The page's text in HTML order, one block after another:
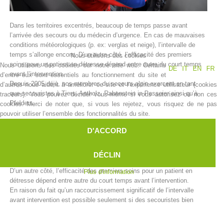
Histoire de l'association
Dans les territoires excentrés, beaucoup de temps passe avant
l’arrivée des secours ou du médecin d’urgence. En cas de mauvaises
conditions météorologiques (p. ex: verglas et neige), l’intervalle de
temps s’allonge encore. D’un autre côté, l’efficacité des premiers
soins pour un patient en détresse dépend entre autre du court temps
avant l’intervention.
Depuis 2005 déjà, nos membres du secours alpin exercent en tant
que secouristes à Tiers, Antholz, Rabenstein in Passeier ainsi qu’à
Pfelders.
qu’en ville avant l’arrivée des secours ou du médecin d’urgence. En
encore en cas de mauvaises conditions météorologiques (p. ex:
D’un autre côté, l’efficacité des premiers soins pour un patient en
détresse dépend entre autre du court temps avant l’intervention.
En raison du fait qu’un raccourcissement significatif de l’intervalle
avant intervention est possible seulement si des secouristes bien
Nous utilisons des cookies
DE
IT EN FR
Nous utilisons des cookies sur notre site web. Certains
d’entre eux sont essentiels au fonctionnement du site et
d’autres nous aident à améliorer ce site et l’expérience utilisateur (cookies
traceurs). Vous pouvez décider vous-même si vous autorisez ou non ces
cookies. Merci de noter que, si vous les rejetez, vous risquez de ne pas
pouvoir utiliser l’ensemble des fonctionnalités du site.
D'ACCORD
DÉCLIN
Plus d'information